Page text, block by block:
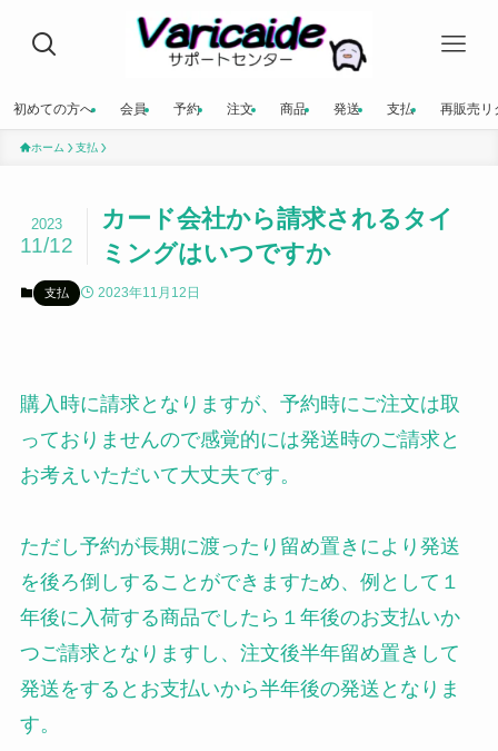
初めての方へ 会員 予約 注文 商品 発送 支払 再販売リ
ホーム 支払
カード会社から請求されるタイ
ミングはいつですか
2023
11/12
支払 2023年11月12日
購入時に請求となりますが、予約時にご注文は取
っておりませんので感覚的には発送時のご請求と
お考えいただいて大丈夫です。
ただし予約が長期に渡ったり留め置きにより発送
を後ろ倒しすることができますため、例として１
年後に入荷する商品でしたら１年後のお支払いか
つご請求となりますし、注文後半年留め置きして
発送をするとお支払いから半年後の発送となりま
す。